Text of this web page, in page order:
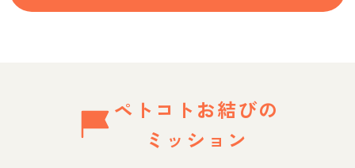
ペトコトお結びの
ミッション